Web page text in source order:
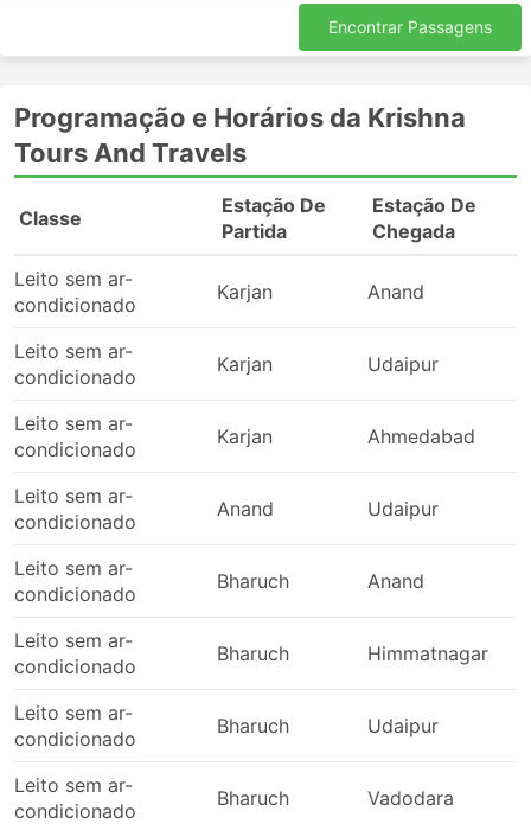
Encontrar Passagens
Programação e Horários da Krishna
Tours And Travels
Classe
Estação De
Partida
Estação De
Chegada
Leito sem ar-
condicionado
Karjan Anand
Leito sem ar-
condicionado
Karjan Udaipur
Leito sem ar-
condicionado
Karjan Ahmedabad
Leito sem ar-
condicionado
Anand Udaipur
Leito sem ar-
condicionado
Bharuch Anand
Leito sem ar-
condicionado
Bharuch Himmatnagar
Leito sem ar-
condicionado
Bharuch Udaipur
Leito sem ar-
condicionado
Bharuch Vadodara